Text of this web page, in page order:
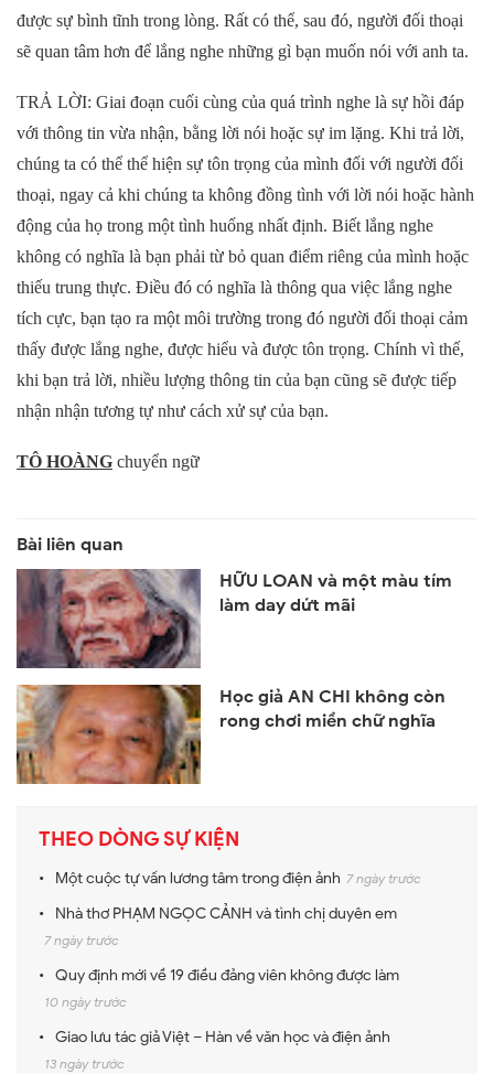
được sự bình tĩnh trong lòng. Rất có thể, sau đó, người đối thoại
sẽ quan tâm hơn để lắng nghe những gì bạn muốn nói với anh ta.
TRẢ LỜI: Giai đoạn cuối cùng của quá trình nghe là sự hồi đáp
với thông tin vừa nhận, bằng lời nói hoặc sự im lặng. Khi trả lời,
chúng ta có thể thể hiện sự tôn trọng của mình đối với người đối
thoại, ngay cả khi chúng ta không đồng tình với lời nói hoặc hành
động của họ trong một tình huống nhất định. Biết lắng nghe
không có nghĩa là bạn phải từ bỏ quan điểm riêng của mình hoặc
thiếu trung thực. Điều đó có nghĩa là thông qua việc lắng nghe
tích cực, bạn tạo ra một môi trường trong đó người đối thoại cảm
thấy được lắng nghe, được hiểu và được tôn trọng. Chính vì thế,
khi bạn trả lời, nhiều lượng thông tin của bạn cũng sẽ được tiếp
nhận nhận tương tự như cách xử sự của bạn.
TÔ HOÀNG chuyển ngữ
HỮU LOAN và một màu tím
làm day dứt mãi
Học giả AN CHI không còn
rong chơi miền chữ nghĩa
THEO DÒNG SỰ KIỆN
Một cuộc tự vấn lương tâm trong điện ảnh 7 ngày trước
Nhà thơ PHẠM NGỌC CẢNH và tình chị duyên em
7 ngày trước
Quy định mới về 19 điều đảng viên không được làm
10 ngày trước
Giao lưu tác giả Việt – Hàn về văn học và điện ảnh
13 ngày trước